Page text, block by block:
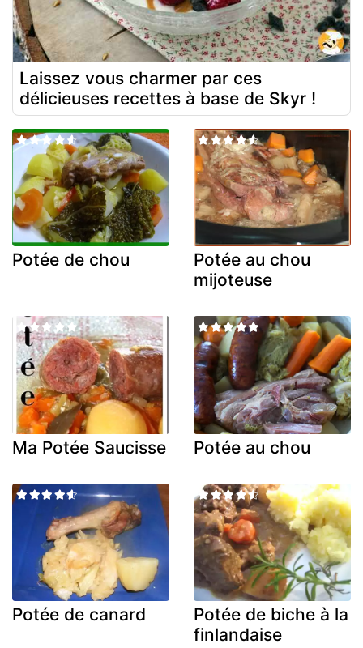
Laissez vous charmer par ces
délicieuses recettes à base de Skyr !
Potée de chou
Potée au chou
mijoteuse
Ma Potée Saucisse Potée au chou
Potée de canard
Potée de biche à la
finlandaise